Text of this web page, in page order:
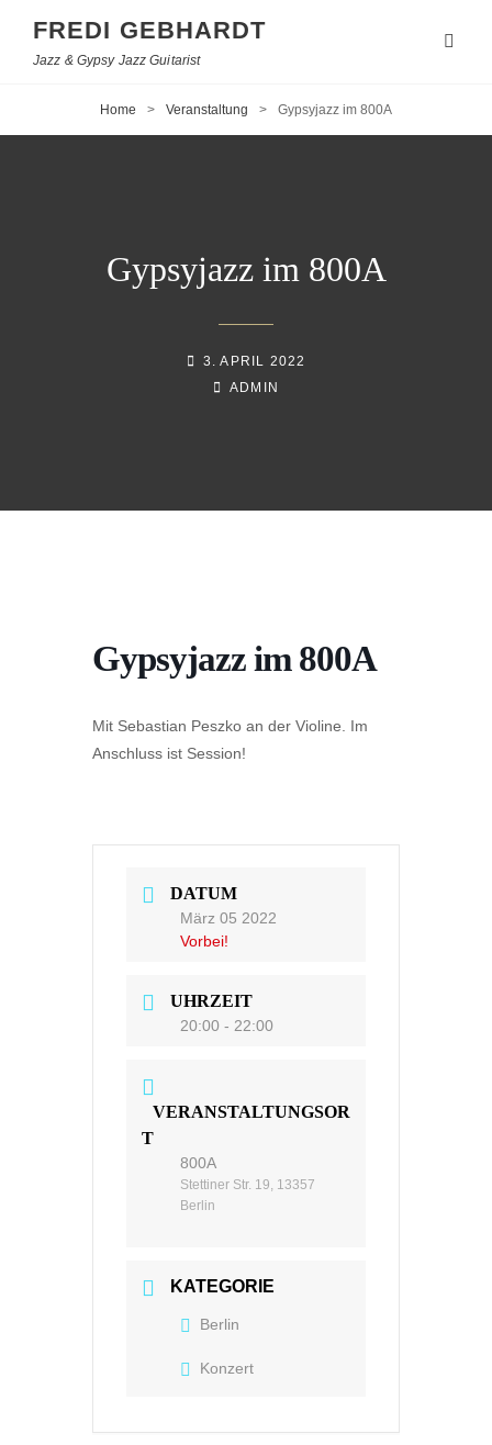
FREDI GEBHARDT
Jazz & Gypsy Jazz Guitarist
Home > Veranstaltung > Gypsyjazz im 800A
Gypsyjazz im 800A
POSTED-
3. APRIL 2022
BY
BYLINE
ADMIN
Gypsyjazz im 800A
Mit Sebastian Peszko an der Violine. Im
Anschluss ist Session!
DATUM
März 05 2022
Vorbei!
UHRZEIT
20:00 - 22:00
VERANSTALTUNGSOR
T
800A
Stettiner Str. 19, 13357
Berlin
KATEGORIE
Berlin
Konzert